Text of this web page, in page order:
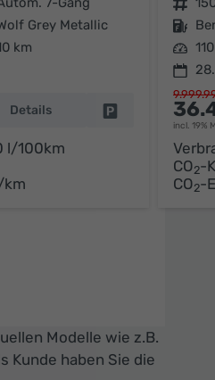
Grey Metallic
km
Details Fahrzeug parken
l/100km
km
Kraftstoff
Leistung
incl. 19%
CO2-
CO2-
Modelle wie z.B.
Kunde haben Sie die